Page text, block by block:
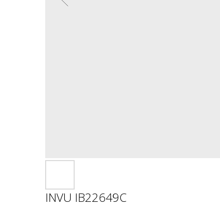
INVU IB22649C